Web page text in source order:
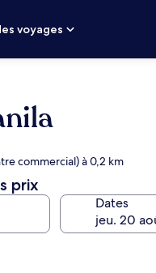
voyages
commercial) à 0,2 km
prix
Dates